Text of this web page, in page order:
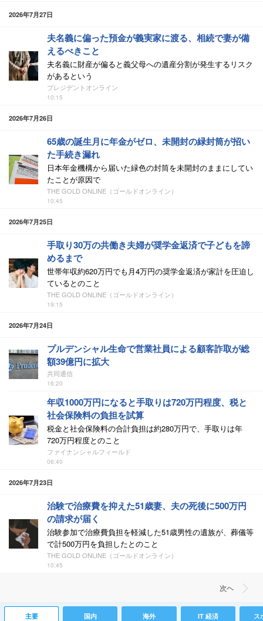
2026年7月27日
夫名義に偏った預金が義実家に渡る、相続で妻が備
えるべきこと
夫名義に財産が偏ると義父母への遺産分割が発生するリスク
があるという
プレジデントオンライン
10:15
2026年7月26日
65歳の誕生月に年金がゼロ、未開封の緑封筒が招い
た手続き漏れ
日本年金機構から届いた緑色の封筒を未開封のままにしてい
たことが原因で
THE GOLD ONLINE（ゴールドオンライン）
10:45
2026年7月25日
手取り30万の共働き夫婦が奨学金返済で子どもを諦
めるまで
世帯年収約620万円でも月4万円の奨学金返済が家計を圧迫し
ているとのこと
THE GOLD ONLINE（ゴールドオンライン）
19:15
2026年7月24日
プルデンシャル生命で営業社員による顧客詐取が総
額39億円に拡大
共同通信
16:20
年収1000万円になると手取りは720万円程度、税と
社会保険料の負担を試算
税金と社会保険料の合計負担は約280万円で、手取りは年
720万円程度とのこと
ファイナンシャルフィールド
06:40
2026年7月23日
治験で治療費を抑えた51歳妻、夫の死後に500万円
の請求が届く
治験参加で治療費負担を軽減した51歳男性の遺族が、葬儀等
で計500万円を負担したとのこと
THE GOLD ONLINE（ゴールドオンライン）
10:45
次ヘ
主要 国内 海外 IT 経済 ス